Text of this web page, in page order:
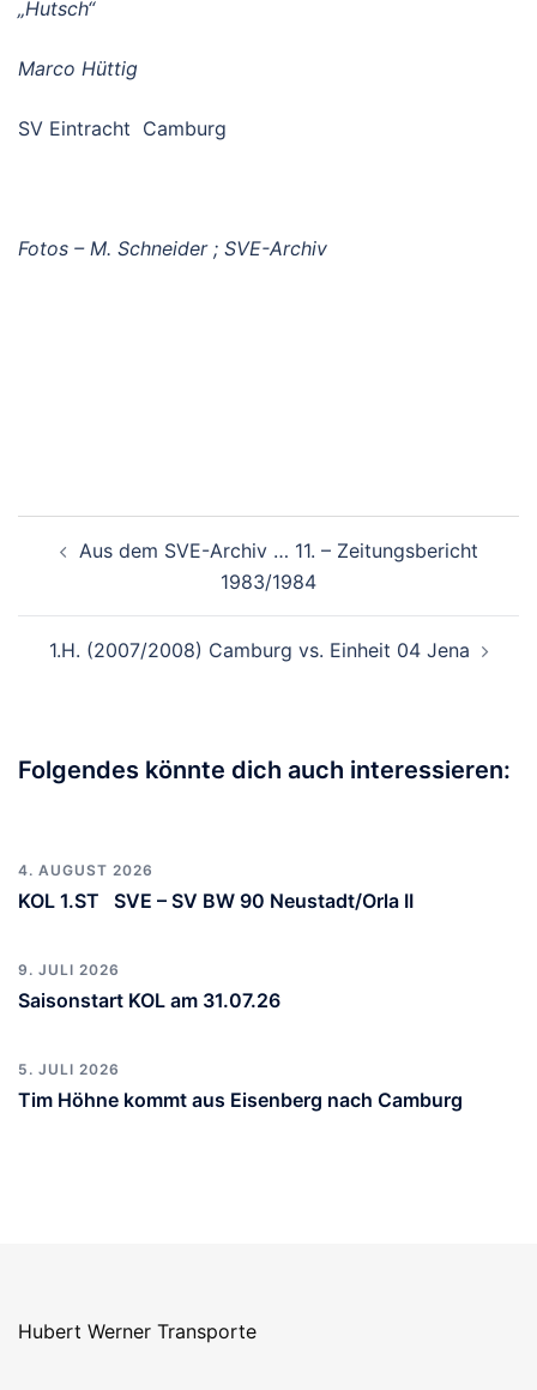
„Hutsch“
Marco Hüttig
SV Eintracht Camburg
Fotos – M. Schneider ; SVE-Archiv
Aus dem SVE-Archiv … 11. – Zeitungsbericht
1983/1984
1.H. (2007/2008) Camburg vs. Einheit 04 Jena
Folgendes könnte dich auch interessieren:
4. AUGUST 2026
KOL 1.ST SVE – SV BW 90 Neustadt/Orla II
9. JULI 2026
Saisonstart KOL am 31.07.26
5. JULI 2026
Tim Höhne kommt aus Eisenberg nach Camburg
Agriwatt Prießnitz